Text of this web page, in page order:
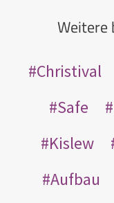
Weitere
Christival
Safe
Kislew
Aufbau